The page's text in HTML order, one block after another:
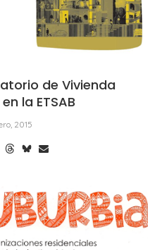
de Vivienda
la ETSAB
2015